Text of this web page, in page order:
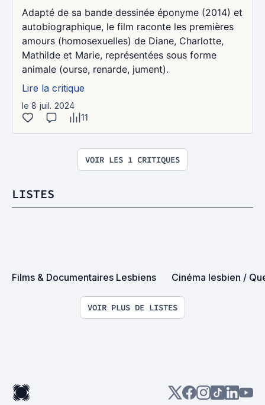
Adapté de sa bande dessinée éponyme (2014) et
autobiographique, le film raconte les premières
amours (homosexuelles) de Diane, Charlotte,
Mathilde et Marie, représentées sous forme
animale (ourse, renarde, jument).
Lire la critique
le 8 juil. 2024
11
VOIR LES 1 CRITIQUES
LISTES
Films & Documentaires Lesbiens Cinéma lesbien /
VOIR PLUS DE LISTES